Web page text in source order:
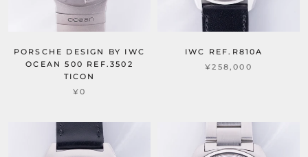
PORSCHE DESIGN BY IWC
OCEAN 500 REF.3502
TICON
¥0
IWC REF.R810A
¥258,000